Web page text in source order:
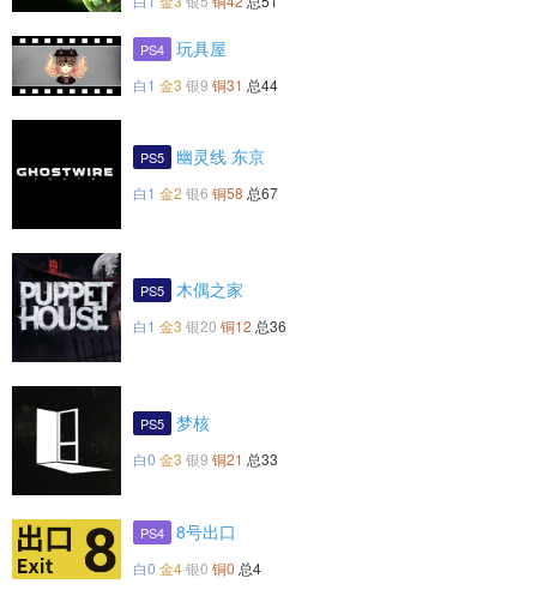
PS4 玩具屋
白1 金3 银9 铜31 总44
PS5 幽灵线 东京
白1 金2 银6 铜58 总67
PS5 木偶之家
白1 金3 银20 铜12 总36
PS5 梦核
白0 金3 银9 铜21 总33
PS4 8号出口
白0 金4银0 铜0 总4